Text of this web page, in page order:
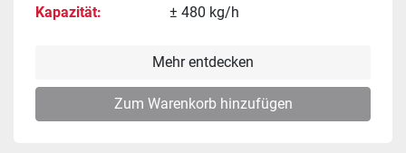
Kapazität
± 480 kg/h
Mehr entdecken
Zum Warenkorb hinzufügen